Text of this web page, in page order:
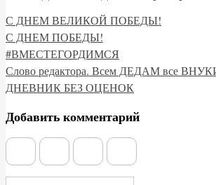
С ДНЕМ ВЕЛИКОЙ ПОБЕДЫ!
С ДНЕМ ПОБЕДЫ!
#ВМЕСТЕГОРДИМСЯ
Слово редактора. Всем ДЕДАМ все
ДНЕВНИК БЕЗ ОЦЕНОК
Добавить комментарий